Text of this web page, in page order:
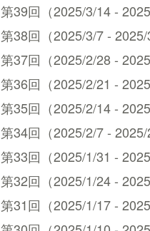
第39回（2025/3/14 -
第38回（2025/3/7 -
第37回（2025/2/28 -
第36回（2025/2/21 -
第35回（2025/2/14 -
第34回（2025/2/7 -
第33回（2025/1/31 -
第32回（2025/1/24 -
第31回（2025/1/17 -